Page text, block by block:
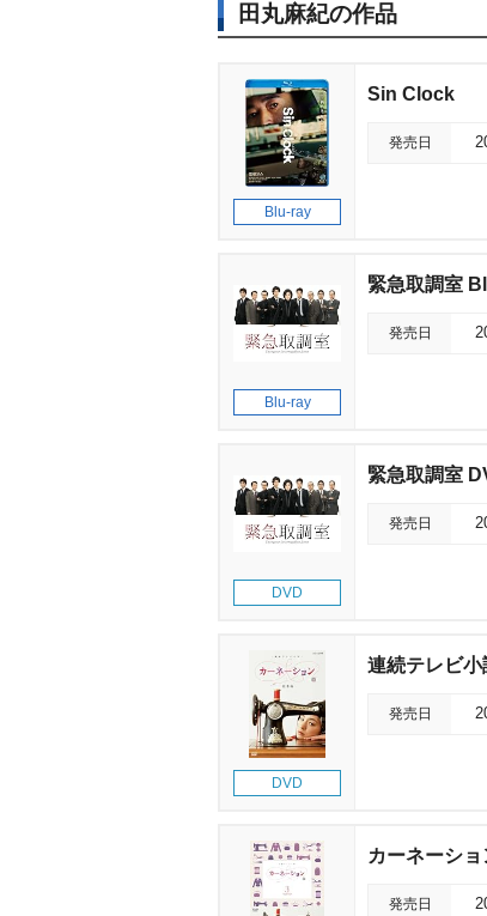
田丸麻紀の作品
Blu-ray
Sin Clock
発売日
Blu-ray
緊急取調室
発売日
DVD
緊急取調室
発売日
DVD
連続テレビ
発売日
カーネーシ
発売日